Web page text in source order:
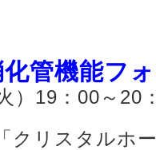
管機能フ
）19：00～20
リスタルホ